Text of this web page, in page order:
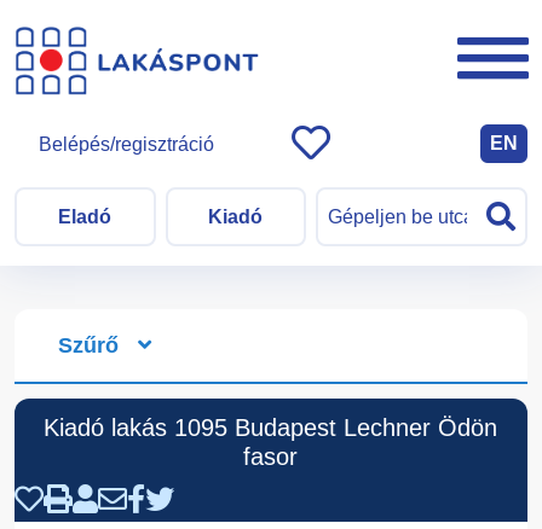
Eladó Kiadó
Belépés/regisztráció EN
Szűrő
Kiadó lakás 1095 Budapest Lechner Ödön
fasor